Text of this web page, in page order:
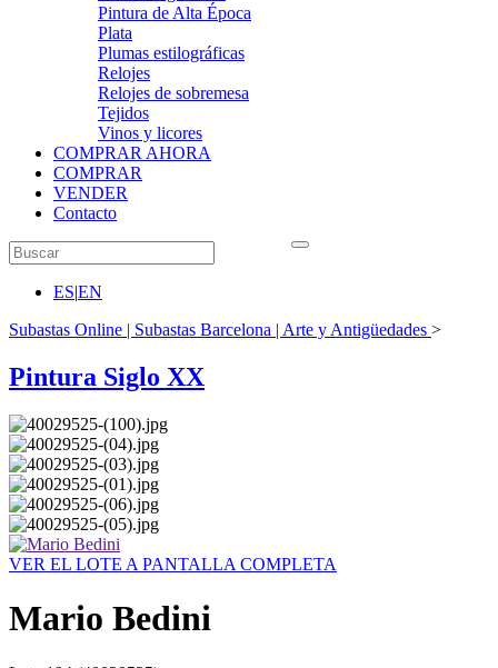
Pintura de Alta Época
Plata
Plumas estilográficas
Relojes
Relojes de sobremesa
Tejidos
Vinos y licores
COMPRAR AHORA
COMPRAR
VENDER
Contacto
ES|EN
Subastas Online | Subastas Barcelona | Arte y Antigüedades >
Pintura Siglo XX
VER EL LOTE A PANTALLA COMPLETA
Mario Bedini